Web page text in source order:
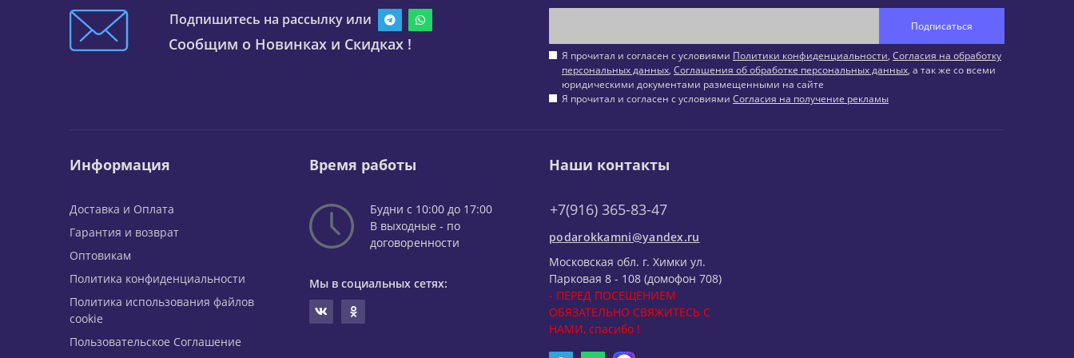
Подпишитесь на рассылку или
Сообщим о Новинках и Скидках !
Подписаться
Я прочитал и согласен с условиями Политики конфиденциальности, Согласия на обработку
персональных данных, Соглашения об обработке персональных данных, а так же со всеми
юридическими документами размещенными на сайте
Я прочитал и согласен с условиями Согласия на получение рекламы
Информация
Доставка и Оплата
Гарантия и возврат
Оптовикам
Политика конфиденциальности
Политика использования файлов
cookie
Пользовательское Соглашение
Время работы
Будни с 10:00 до 17:00
В выходные - по
договоренности
Мы в социальных сетях:
Наши контакты
+7(916) 365-83-47
podarokkamni@yandex.ru
Московская обл. г. Химки ул.
Парковая 8 - 108 (домофон 708)
- ПЕРЕД ПОСЕЩЕНИЕМ
ОБЯЗАТЕЛЬНО СВЯЖИТЕСЬ С
НАМИ, спасибо !